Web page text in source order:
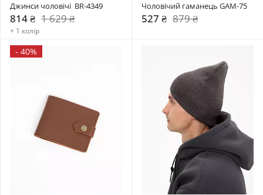
Джинси чоловічі  BR-4349
814 ₴ 1 629 ₴
+ 1 колір
Чоловічий гаманець GAM-75
527 ₴ 879 ₴
- 40%